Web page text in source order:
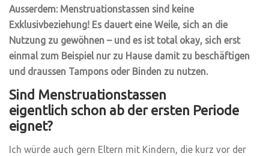
Ausserdem: Menstruationstassen sind keine
Exklusivbeziehung! Es dauert eine Weile, sich an die
Nutzung zu gewöhnen – und es ist total okay, sich erst
einmal zum Beispiel nur zu Hause damit zu beschäftigen
und draussen Tampons oder Binden zu nutzen.
Sind Menstruationstassen
eigentlich schon ab der ersten Periode
eignet?
Ich würde auch gern Eltern mit Kindern, die kurz vor der